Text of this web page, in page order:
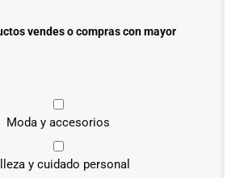
vendes o compras con mayor
Moda y accesorios
y cuidado personal